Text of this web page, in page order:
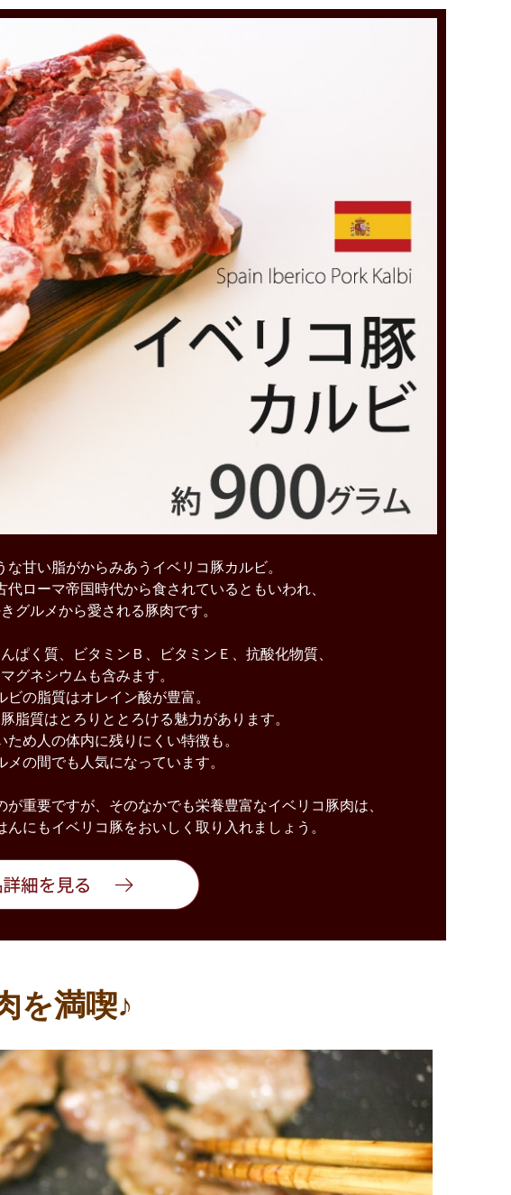
甘い脂がからみあうイベリコ豚カルビ。
ローマ帝国時代から食されているともいわれ、
グルメから愛される豚肉です。
ぱく質、ビタミンＢ、ビタミンＥ、抗酸化物質、
グネシウムも含みます。
の脂質はオレイン酸が豊富。
脂質はとろりととろける魅力があります。
め人の体内に残りにくい特徴も。
の間でも人気になっています。
重要ですが、そのなかでも栄養豊富なイベリコ豚肉は、
にもイベリコ豚をおいしく取り入れましょう。
を満喫♪